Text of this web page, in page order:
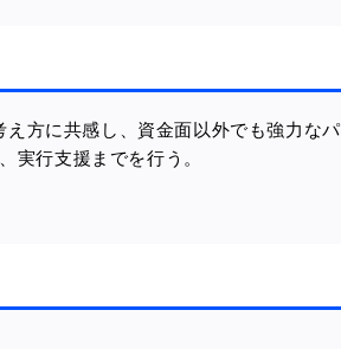
方に共感し、資金面以外でも強力な
実行支援までを行う。